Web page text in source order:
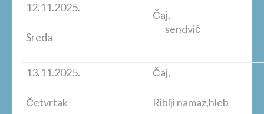
12.11.2025.
Sreda
Čaj,
sendvič
13.11.2025.
Četvrtak
Čaj,
Riblji namaz,hleb